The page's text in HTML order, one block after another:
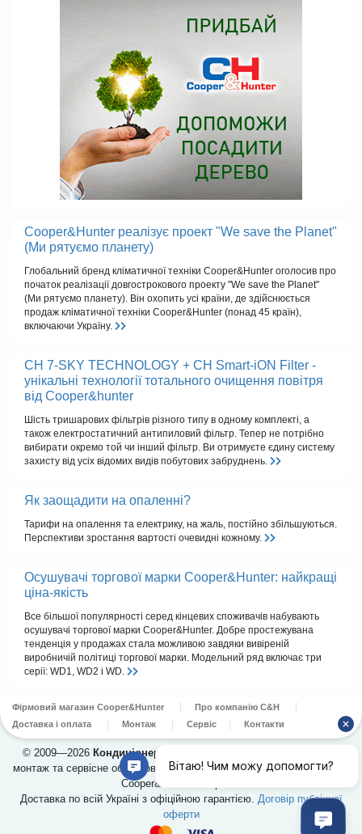
Cooper&Hunter реалізує проект "We save the Planet"
(Ми рятуємо планету)
Глобальний бренд кліматичної техніки Cooper&Hunter оголосив про
початок реалізації довгострокового проекту "We save the Planet"
(Ми рятуємо планету). Він охопить усі країни, де здійснюється
продаж кліматичної техніки Cooper&Hunter (понад 45 країн),
включаючи Україну.
CH 7-SKY TECHNOLOGY + CH Smart-iON Filter -
унікальні технології тотального очищення повітря
від Cooper&hunter
Шість тришарових фільтрів різного типу в одному комплекті, а
також електростатичний антипиловий фільтр. Тепер не потрібно
вибирати окремо той чи інший фільтр. Ви отримуєте єдину систему
захисту від усіх відомих видів побутових забруднень.
Як заощадити на опаленні?
Тарифи на опалення та електрику, на жаль, постійно збільшуються.
Перспективи зростання вартості очевидні кожному.
Осушувачі торгової марки Cooper&Hunter: найкращі
ціна-якість
Все більшої популярності серед кінцевих споживачів набувають
осушувачі торгової марки Cooper&Hunter. Добре простежувана
тенденція у продажах стала можливою завдяки вивіреній
виробничій політиці торгової марки. Модельний ряд включає три
серії: WD1, WD2 і WD.
Фірмовий магазин Cooper&Hunter
Про компанію C&H
Доставка і оплата
Монтаж Сервіс Контакти
© 2009—2026 Кондиціонери Cooper&Hunter
монтаж та сервісне обслуговування кондиціонерів. Офіційний дилер
Cooper&Hunter в Україні.
Доставка по всій Україні з офіційною гарантією. Договір публічної
оферти